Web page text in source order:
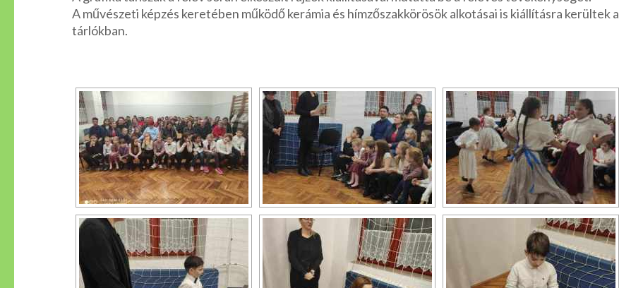
A művészeti képzés keretében működő kerámia és hímzőszakkörösök alkotásai is kiállításra kerültek a
tárlókban.